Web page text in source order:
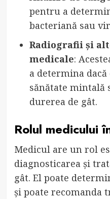
pentru a
bacteriană sau
Radiografii și
medicale:
a determina
sănătate mintală
durerea de gât.
Rolul medicului
Medicul are un rol
diagnosticarea și
gât. El poate
și poate recomanda